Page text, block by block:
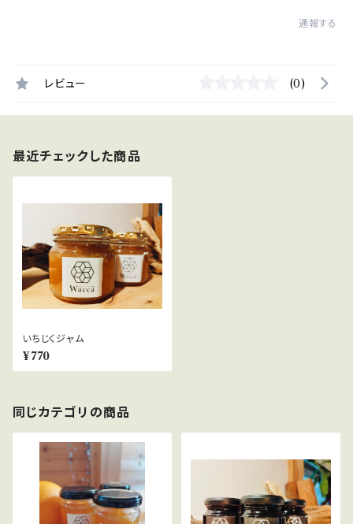
通報する
レビュー (0)
最近チェックした商品
いちじくジャム
¥770
同じカテゴリの商品